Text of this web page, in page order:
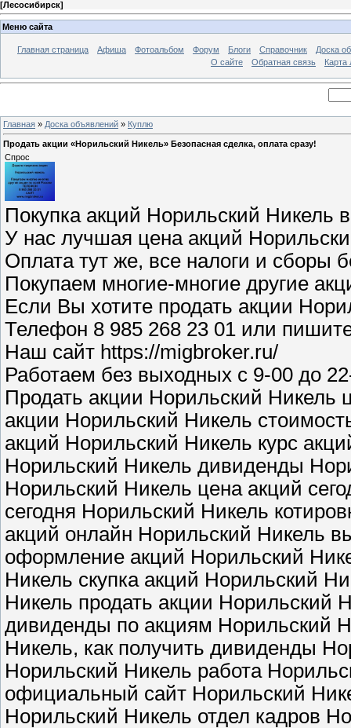
[Лесосибирск]
Меню сайта
Главная страница Афиша Фотоальбом Форум Блоги Справочник
Доска
О сайте
Обратная связь Карта
Главная » Доска объявлений » Куплю
Продать акции «Норильский Никель» Безопасная сделка, оплата сразу!
Спрос
Покупка акций Норильский Никель
У нас лучшая цена акций
Оплата тут же, все налоги и сборы
Покупаем многие-многие другие
Если Вы хотите продать акции
Телефон 8 985 268 23 01 или
Наш сайт https://migbroker.ru/
Работаем без выходных с 9-00 до
Продать акции Норильский Никель
акции Норильский Никель
акций Норильский Никель курс
Норильский Никель дивиденды
Норильский Никель цена акций
сегодня Норильский Никель
акций онлайн Норильский Никель
оформление акций Норильский
Никель скупка акций Норильский
Никель продать акции Норильский
дивиденды по акциям Норильский
Никель, как получить дивиденды
Норильский Никель работа
официальный сайт Норильский
Норильский Никель отдел кадров